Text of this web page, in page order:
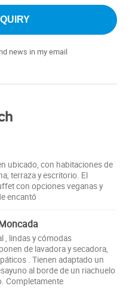
news in my email
ubicado, con habitaciones de
terraza y escritorio. El
con opciones veganas y
encantó
, lindas y cómodas
de lavadora y secadora,
. Tienen adaptado un
al borde de un riachuelo
Completamente